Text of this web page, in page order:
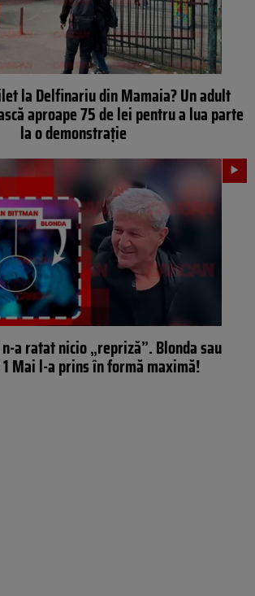
la Delfinariu din Mamaia? Un adult
aproape 75 de lei pentru a lua parte
la o demonstrație
a ratat nicio „repriză”. Blonda sau
Mai l-a prins în formă maximă!